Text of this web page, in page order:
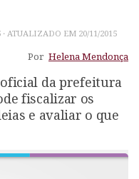
· ATUALIZADO EM 20/11/2015
Por Helena Mendonça
oficial da prefeitura
fiscalizar os
e avaliar o que